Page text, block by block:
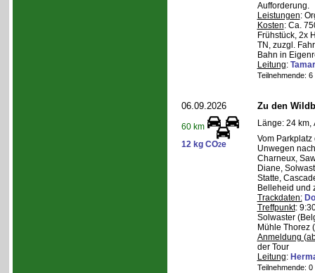
Aufforderung.
Leistungen:
Kosten: Ca.
Frühstück, 2x
TN, zuzgl.
Bahn in
Leitung:
Teilnehmende:
06.09.2026
60 km
12 kg CO2e
Zu den
Länge: 24 km,
Vom
Unwegen
Charneux,
Diane,
Statte,
Belleheid und
Trackdaten:
Treffpunkt:
Solwaster
Mühle Thorez
Anmeldung
der Tour
Leitung:
Teilnehmende: